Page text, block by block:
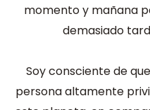
momento y mañana
demasiado
Soy consciente de
persona altamente